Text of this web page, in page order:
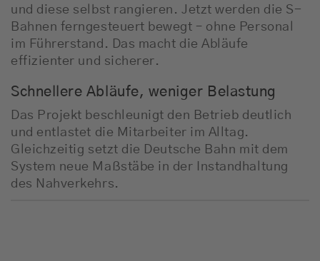
und diese selbst rangieren. Jetzt werden die S-
Bahnen ferngesteuert bewegt – ohne Personal
im Führerstand. Das macht die Abläufe
effizienter und sicherer.
Schnellere Abläufe, weniger Belastung
Das Projekt beschleunigt den Betrieb deutlich
und entlastet die Mitarbeiter im Alltag.
Gleichzeitig setzt die Deutsche Bahn mit dem
System neue Maßstäbe in der Instandhaltung
des Nahverkehrs.